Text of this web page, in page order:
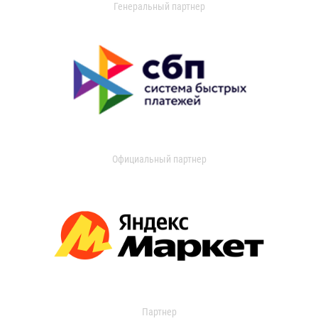
Генеральный партнер
Официальный партнер
Партнер